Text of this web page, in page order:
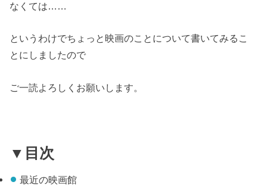
なくては……
というわけでちょっと映画のことについて書いてみるこ
とにしましたので
ご一読よろしくお願いします。
▼目次
最近の映画館